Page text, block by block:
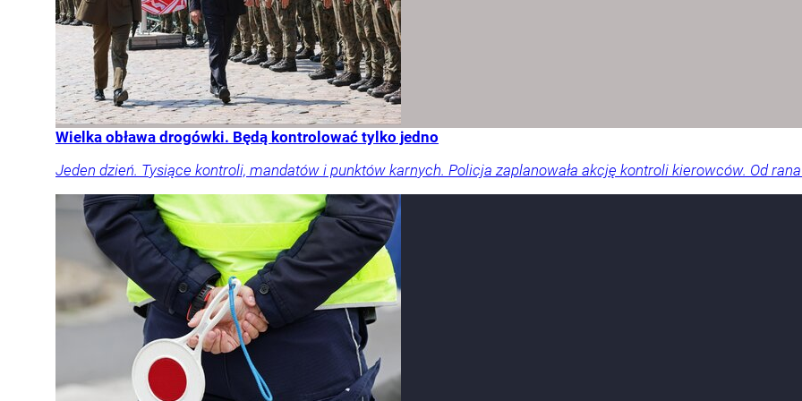
Wielka obława drogówki. Będą kontrolować tylko jedno
Jeden dzień. Tysiące kontroli, mandatów i punktów karnych. Policja zaplanowała akcję kontroli kierowców. Od